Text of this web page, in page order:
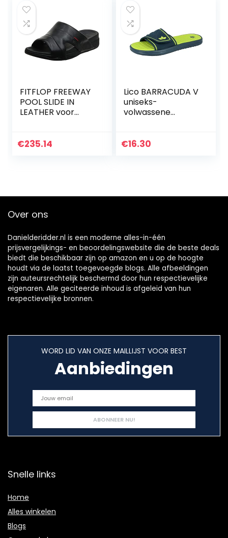
FITFLOP FREEWAY
POOL SLIDE IN
LEATHER voor
€235.14
Lico BARRACUDA V
uniseks-
volwassene
€16.30
Over ons
Danielderidder.nl is een moderne alles-in-één
prijsvergelijkings- en beoordelingswebsite die de beste deals
biedt die beschikbaar zijn op amazon en u op de hoogte
houdt via de laatst toegevoegde blogs. Alle afbeeldingen
zijn auteursrechtelijk beschermd door hun respectievelijke
eigenaren. Alle geciteerde inhoud is afgeleid van hun
respectievelijke bronnen.
WORD LID VAN ONZE MAILLIJST VOOR BEST
Aanbiedingen
Snelle links
Home
Alles winkelen
Blogs